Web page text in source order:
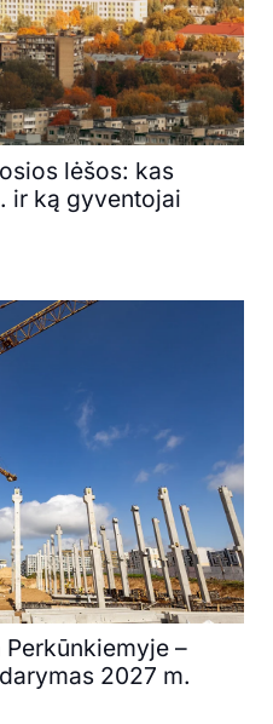
lėšos: kas
ir ką gyventojai
–
2027 m.